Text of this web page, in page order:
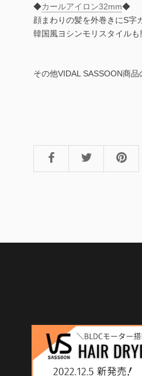
◆カールアイロン32mm◆
顔まわりの髪を外巻きにS字
韓国風ヨシンモリスタイルも
その他VIDAL SASSOON商